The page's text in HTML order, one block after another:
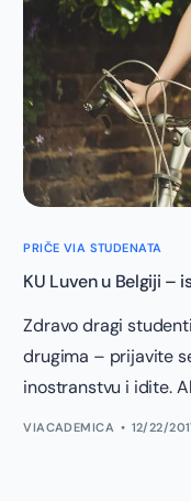
PRIČE VIA STUDENATA
KU Luven u Belgiji –
Zdravo dragi
drugima – prijavite
inostranstvu i idite.
VIACADEMICA 12/22/